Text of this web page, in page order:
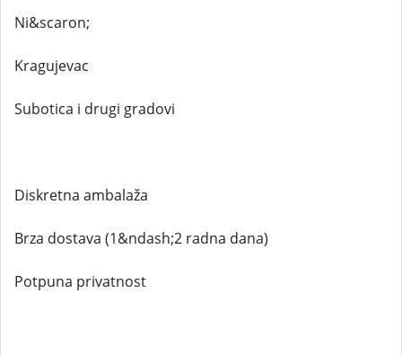
Ni&scaron;
Kragujevac
Subotica i drugi gradovi
Diskretna ambalaža
Brza dostava (1&ndash;2 radna dana)
Potpuna privatnost